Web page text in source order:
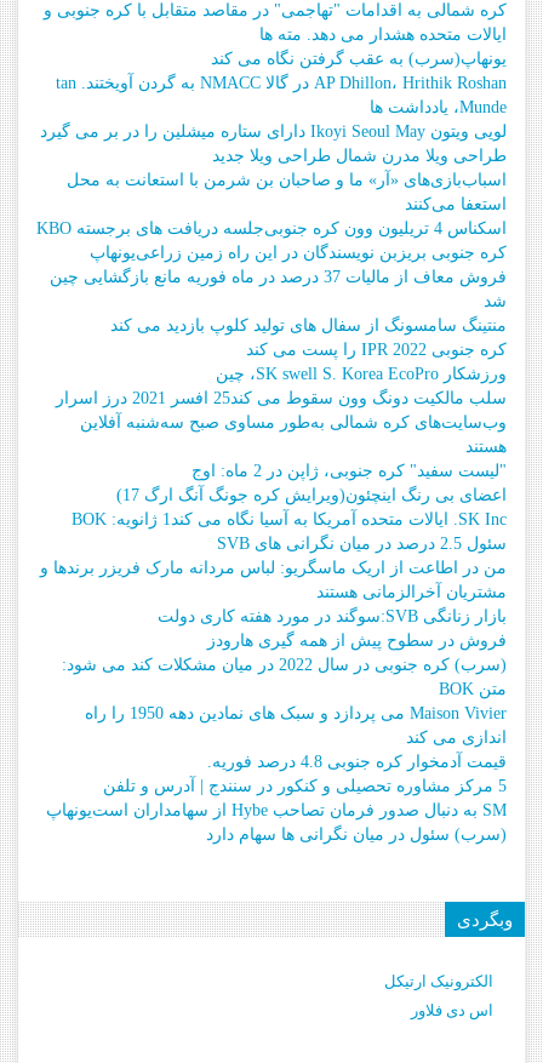
کره شمالی به اقدامات "تهاجمی" در مقاصد متقابل با کره جنوبی و
ایالات متحده هشدار می دهد. مته ها
یونهاپ(سرب) به عقب گرفتن نگاه می کند
AP Dhillon، Hrithik Roshan در گالا NMACC به گردن آویختند. tan
Munde، یادداشت ها
لویی ویتون Ikoyi Seoul May دارای ستاره میشلین را در بر می گیرد
طراحی ویلا مدرن شمال طراحی ویلا جدید
اسباب‌بازی‌های «آر» ما و صاحبان بن شرمن با استعانت به محل
استعفا می‌کنند
اسکناس 4 تریلیون وون کره جنوبی
جلسه دریافت های برجسته KBO
کره جنوبی بریزبن نویسندگان در این راه زمین زراعییونهاپ
فروش معاف از مالیات 37 درصد در ماه فوریه مانع بازگشایی چین
شد
منتینگ سامسونگ از سفال های تولید کلوپ بازدید می کند
کره جنوبی IPR 2022 را پست می کند
ورزشکار SK swell S. Korea EcoPro، چین
سلب مالکیت دونگ وون سقوط می کند25 افسر 2021 درز اسرار
وب‌سایت‌های کره شمالی به‌طور مساوی صبح سه‌شنبه آفلاین
هستند
"لیست سفید" کره جنوبی، ژاپن در 2 ماه: اوج
اعضای بی رنگ اینچئون(ویرایش کره جونگ آنگ ارگ 17)
SK Inc. ایالات متحده آمریکا به آسیا نگاه می کند
1 ژانویه: BOK
سئول 2.5 درصد در میان نگرانی های SVB
من در اطاعت از اریک ماسگریو: لباس مردانه مارک فریزر برندها و
مشتریان آخرالزمانی هستند
بازار زنانگی SVB:
سوگند در مورد هفته کاری دولت
فروش در سطوح پیش از همه گیری هارودز
(سرب) کره جنوبی در سال 2022 در میان مشکلات کند می شود:
متن BOK
Maison Vivier می پردازد و سبک های نمادین دهه 1950 را راه
اندازی می کند
قیمت آدمخوار کره جنوبی 4.8 درصد فوریه.
5 مرکز مشاوره تحصیلی و کنکور در سنندج | آدرس و تلفن
SM به دنبال صدور فرمان تصاحب Hybe از سهامداران است
یونهاپ
(سرب) سئول در میان نگرانی ها سهام دارد
وبگردی
الکترونیک ارتیکل
اس دی فلاور